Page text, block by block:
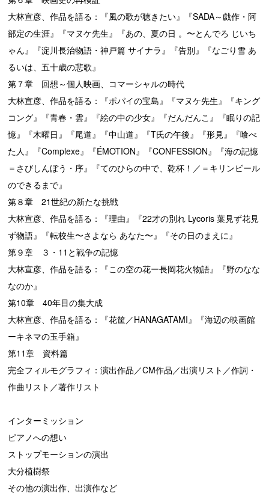
大林宣彦、作品を語る：『風の歌が聴きたい』『SADA～戯作・阿
部定の生涯』『マヌケ先生』『あの、夏の日 。〜とんでろ じいち
ゃん』『淀川長治物語・神戸篇 サイナラ』『告別』『なごり雪 あ
るいは、五十歳の悲歌』
第７章 回想～個人映画、コマーシャルの時代
大林宣彦、作品を語る：『ポパイの宝島』『マヌケ先生』『キング
コング』『青春・雲』『絵の中の少女』『だんだんこ』『眠りの記
憶』『木曜日』『尾道』『中山道』『T氏の午後』『形見』『喰べ
た人』『Complexe』『ÉMOTION』『CONFESSION』『海の記憶
＝さびしんぼう・序』『てのひらの中で、乾杯！／＝キリンビール
のできるまで』
第８章 21世紀の新たな挑戦
大林宣彦、作品を語る：『理由』『22才の別れ Lycoris 葉見ず花見
ず物語』『転校生〜さよなら あなた〜』『その日のまえに』
第９章 ３・11と戦争の記憶
大林宣彦、作品を語る：『この空の花ー長岡花火物語』『野のなな
なのか』
第10章 40年目の集大成
大林宣彦、作品を語る：『花筐／HANAGATAMI』『海辺の映画館
ーキネマの玉手箱』
第11章 資料篇
完全フィルモグラフィ：演出作品／CM作品／出演リスト／作詞・
作曲リスト／著作リスト
インターミッション
ピアノへの想い
ストップモーションの演出
大分植樹祭
その他の演出作、出演作など